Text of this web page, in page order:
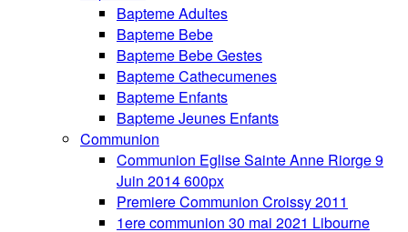
Bapteme Adultes
Bapteme Bebe
Bapteme Bebe Gestes
Bapteme Cathecumenes
Bapteme Enfants
Bapteme Jeunes Enfants
Communion
Communion Eglise Sainte Anne Riorge 9
Juin 2014 600px
Premiere Communion Croissy 2011
1ere communion 30 mai 2021 Libourne